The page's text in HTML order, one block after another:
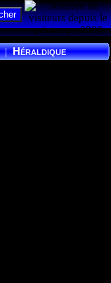
| Héraldique